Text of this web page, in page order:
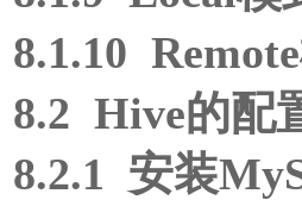
8.1.10
8.2 Hive的配
8.2.1 安装